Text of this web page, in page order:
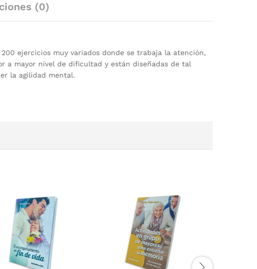
(0)
ejercicios muy variados donde se trabaja la atención,
a mayor nivel de dificultad y están diseñadas de tal
la agilidad mental.